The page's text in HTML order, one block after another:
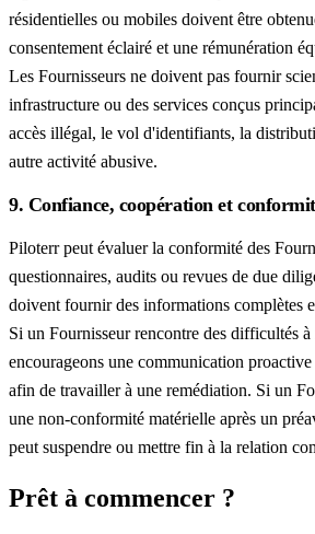
résidentielles ou mobiles doivent être
consentement éclairé et une rémunération
Les Fournisseurs ne doivent pas fournir
infrastructure ou des services conçus
accès illégal, le vol d'identifiants, la
autre activité abusive.
9. Confiance, coopération et
Piloterr peut évaluer la conformité des
questionnaires, audits ou revues de due
doivent fournir des informations complètes
Si un Fournisseur rencontre des difficultés
encourageons une communication
afin de travailler à une remédiation. Si un
une non-conformité matérielle après un
peut suspendre ou mettre fin à la relation
Prêt à commencer ?